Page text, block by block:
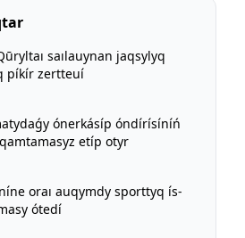
saılauynan jaqsylyq
píkír zertteuí
ónerkásíp óndírísíníń
etíp otyr
oraı auqymdy sporttyq ís-
ótedí